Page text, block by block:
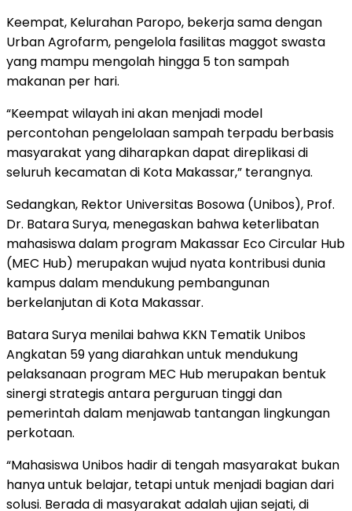
Keempat, Kelurahan Paropo, bekerja sama dengan
Urban Agrofarm, pengelola fasilitas maggot swasta
yang mampu mengolah hingga 5 ton sampah
makanan per hari.
“Keempat wilayah ini akan menjadi model
percontohan pengelolaan sampah terpadu berbasis
masyarakat yang diharapkan dapat direplikasi di
seluruh kecamatan di Kota Makassar,” terangnya.
Sedangkan, Rektor Universitas Bosowa (Unibos), Prof.
Dr. Batara Surya, menegaskan bahwa keterlibatan
mahasiswa dalam program Makassar Eco Circular Hub
(MEC Hub) merupakan wujud nyata kontribusi dunia
kampus dalam mendukung pembangunan
berkelanjutan di Kota Makassar.
Batara Surya menilai bahwa KKN Tematik Unibos
Angkatan 59 yang diarahkan untuk mendukung
pelaksanaan program MEC Hub merupakan bentuk
sinergi strategis antara perguruan tinggi dan
pemerintah dalam menjawab tantangan lingkungan
perkotaan.
“Mahasiswa Unibos hadir di tengah masyarakat bukan
hanya untuk belajar, tetapi untuk menjadi bagian dari
solusi. Berada di masyarakat adalah ujian sejati, di